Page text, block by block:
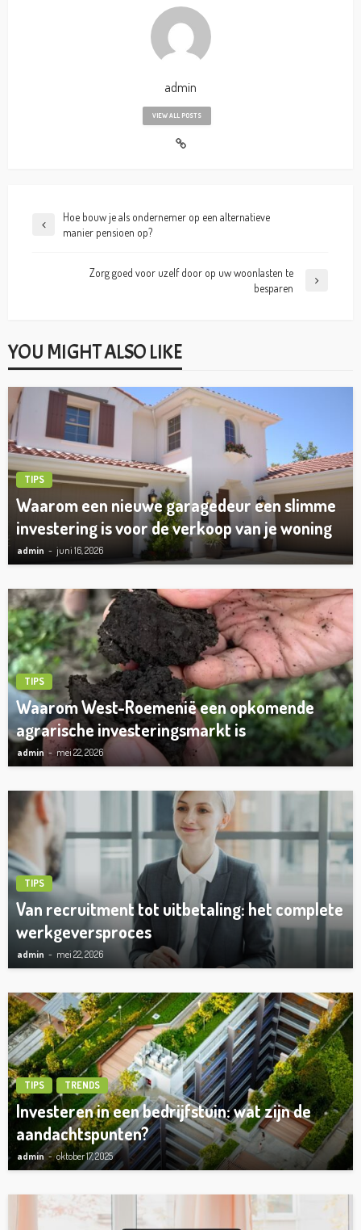
admin
VIEW ALL POSTS
Hoe bouw je als ondernemer op een alternatieve
manier pensioen op?
Zorg goed voor uzelf door op uw woonlasten te
besparen
YOU MIGHT ALSO LIKE
TIPS
Waarom een nieuwe garagedeur een slimme
investering is voor de verkoop van je woning
admin juni 16, 2026
TIPS
Waarom West-Roemenië een opkomende
agrarische investeringsmarkt is
admin mei 22, 2026
TIPS
Van recruitment tot uitbetaling: het complete
werkgeversproces
admin mei 22, 2026
TIPS TRENDS
Investeren in een bedrijfstuin: wat zijn de
aandachtspunten?
admin oktober 17, 2025